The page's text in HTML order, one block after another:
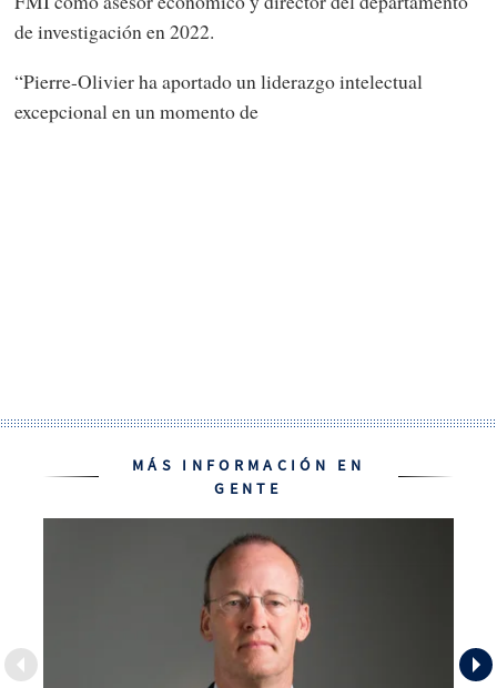
de investigación en 2022.
“Pierre-Olivier ha aportado un liderazgo intelectual
excepcional en un momento de
MÁS INFORMACIÓN EN
GENTE